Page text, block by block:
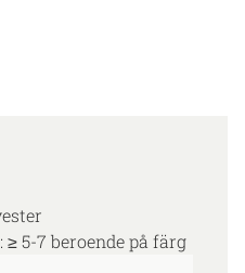
: ≥ 5-7 beroende på färg